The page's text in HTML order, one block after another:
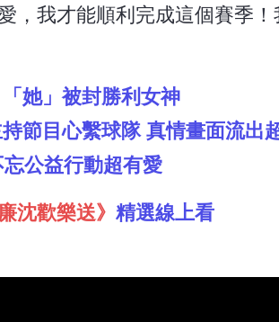
我才能順利完成這個賽季！
她」被封勝利女神
節目心繫球隊 真情畫面流出
公益行動超有愛
廉沈歡樂送》精選線上看